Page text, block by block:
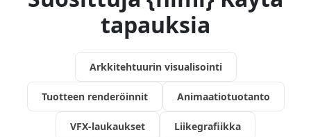
tapauksia
Arkkitehtuurin visualisointi
Tuotteen renderöinnit Animaatiotuotanto
VFX-laukaukset Liikegrafiikka